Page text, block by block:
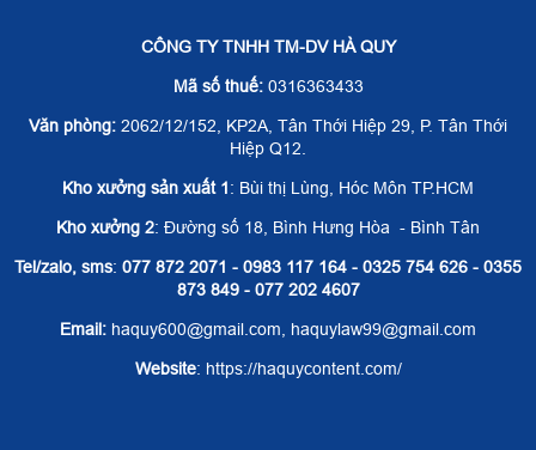
CÔNG TY TNHH TM-DV HÀ QUY
Mã số thuế:0316363433
Văn phòng: 2062/12/152, KP2A, Tân Thới Hiệp 29, P. Tân Thới
Hiệp Q12.
Kho xưởng sản xuất 1: Bùi thị Lùng, Hóc Môn TP.HCM
Kho xưởng 2: Đường số 18, Bình Hưng Hòa - Bình Tân
Tel/zalo, sms: 077 872 2071 - 0983 117 164 - 0325 754 626 - 0355
873 849 - 077 202 4607
Email: haquy600@gmail.com, haquylaw99@gmail.com
Website: https://haquycontent.com/